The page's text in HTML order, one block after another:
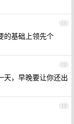
11
的基础上领先个
12
天，早晚要让你还出
13